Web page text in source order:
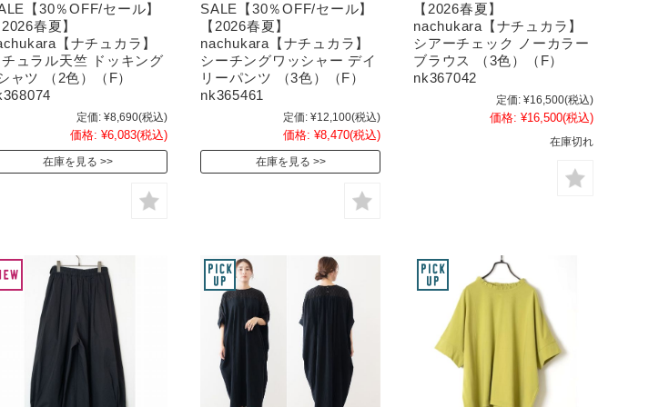
【30％OFF/セール】
2026春夏】
【ナチュカラ】
ュラル天竺 ドッキング
ャツ （2色）（F）
定価: ¥8,690(税込)
価格: ¥6,083(税込)
在庫を見る
SALE【30％OFF/セール】
【2026春夏】
nachukara【ナチュカラ】
シーチングワッシャー デイ
リーパンツ （3色）（F）
nk365461
定価: ¥12,100(税込)
価格: ¥8,470(税込)
在庫を見る
【2026春夏】
nachukara【ナチュカラ】
シアーチェック ノーカラー
ブラウス （3色）（F）
nk367042
定価: ¥16,500(税込)
価格: ¥16,500(税込)
在庫切れ